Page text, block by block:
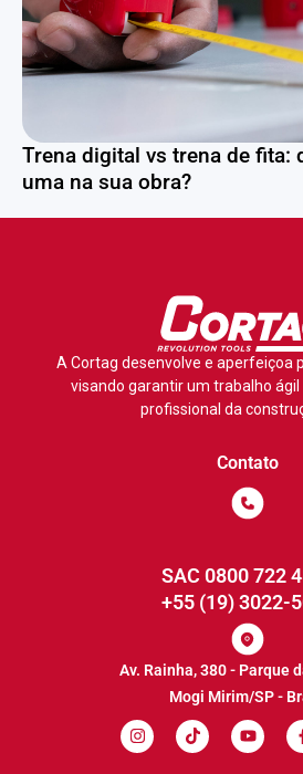
Trena digital vs trena de fita:
uma na sua obra?
A Cortag desenvolve e aperfeiçoa
visando garantir um trabalho ágil
profissional da
Contato
SAC 0800 722
+55 (19) 3022-
Av. Rainha, 380 - Parque
Mogi Mirim/SP -